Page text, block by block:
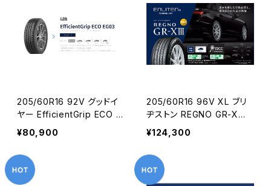
205/60R16 92V グッドイ
ヤー EfficientGrip ECO E
G03 コミコミ4本セット
¥80,900
205/60R16 96V XL ブリ
ヂストン REGNO GR-XⅢ
4本コミコミセット
¥124,300